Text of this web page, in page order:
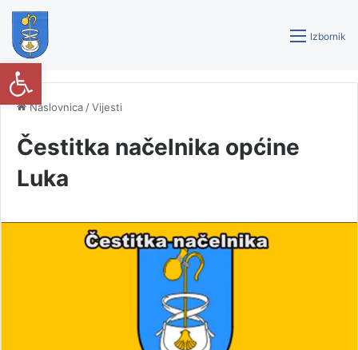
Izbornik
Naslovnica /Vijesti
Čestitka načelnika općine
Luka
Open toolbar